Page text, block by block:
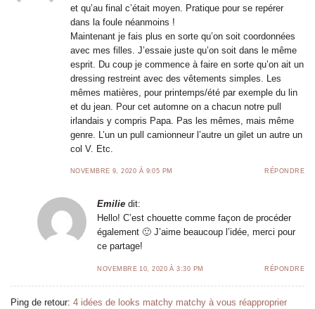
et qu’au final c’était moyen. Pratique pour se repérer
dans la foule néanmoins !
Maintenant je fais plus en sorte qu’on soit coordonnées
avec mes filles. J’essaie juste qu’on soit dans le même
esprit. Du coup je commence à faire en sorte qu’on ait un
dressing restreint avec des vêtements simples. Les
mêmes matières, pour printemps/été par exemple du lin
et du jean. Pour cet automne on a chacun notre pull
irlandais y compris Papa. Pas les mêmes, mais même
genre. L’un un pull camionneur l’autre un gilet un autre un
col V. Etc.
NOVEMBRE 9, 2020 À 9:05 PM RÉPONDRE
Emilie dit:
Hello! C’est chouette comme façon de procéder
également 🙂 J’aime beaucoup l’idée, merci pour
ce partage!
NOVEMBRE 10, 2020 À 3:30 PM RÉPONDRE
Ping de retour: 4 idées de looks matchy matchy à vous réapproprier